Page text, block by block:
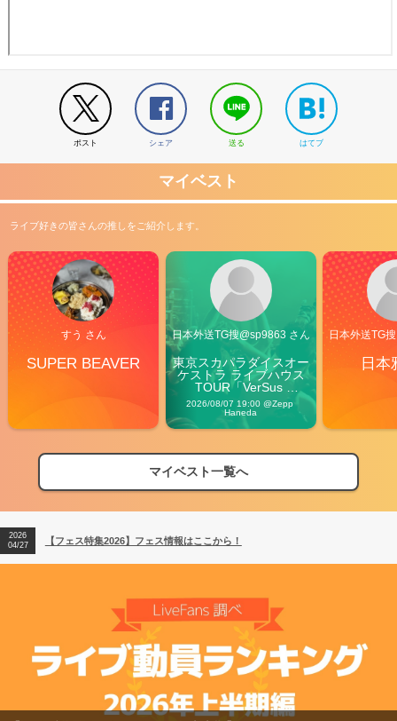
ポスト シェア 送る はてブ
マイベスト
ライブ好きの皆さんの推しをご紹介します。
すう さん
SUPER BEAVER
日本外送TG搜@sp9863 さん
東京スカパラダイスオー
ケストラ ライブハウス
TOUR「VerSus
Carnival」
2026/08/07 19:00 @Zepp
Haneda
日本外送TG
日本
マイベスト一覧へ
【フェス特集2026】フェス情報はここから！
【ライブ動員ランキング】2026年上半期編発表！
2026
04/27
【フェス特集2026】フェス情報はここから！
2026